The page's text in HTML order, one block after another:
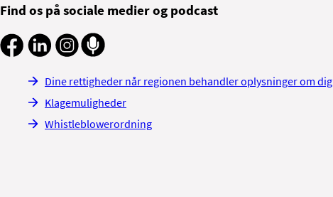
Find os på sociale medier og podcast
Dine rettigheder når regionen behandler oplysninger om dig
Klagemuligheder
Whistleblowerordning